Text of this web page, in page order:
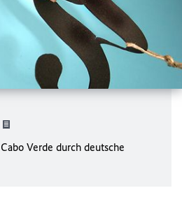
Verde durch deutsche